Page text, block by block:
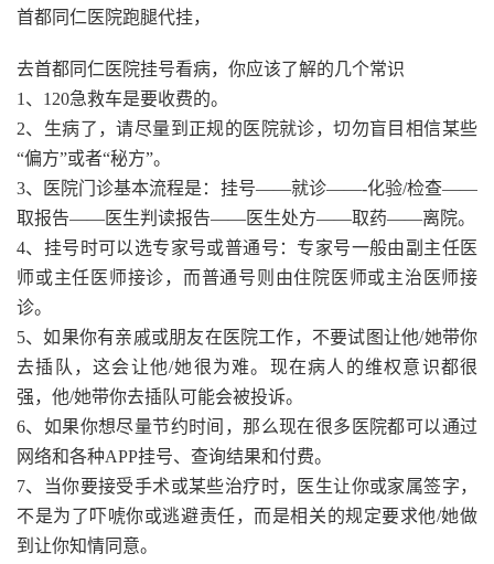
首都同仁医院跑腿代挂，
去首都同仁医院挂号看病，你应该了解的几个常识
1、120急救车是要收费的。
2、生病了，请尽量到正规的医院就诊，切勿盲目相信某些
“偏方”或者“秘方”。
3、医院门诊基本流程是：挂号——就诊——-化验/检查——
取报告——医生判读报告——医生处方——取药——离院。
4、挂号时可以选专家号或普通号：专家号一般由副主任医
师或主任医师接诊，而普通号则由住院医师或主治医师接
诊。
5、如果你有亲戚或朋友在医院工作，不要试图让他/她带你
去插队，这会让他/她很为难。现在病人的维权意识都很
强，他/她带你去插队可能会被投诉。
6、如果你想尽量节约时间，那么现在很多医院都可以通过
网络和各种APP挂号、查询结果和付费。
7、当你要接受手术或某些治疗时，医生让你或家属签字，
不是为了吓唬你或逃避责任，而是相关的规定要求他/她做
到让你知情同意。